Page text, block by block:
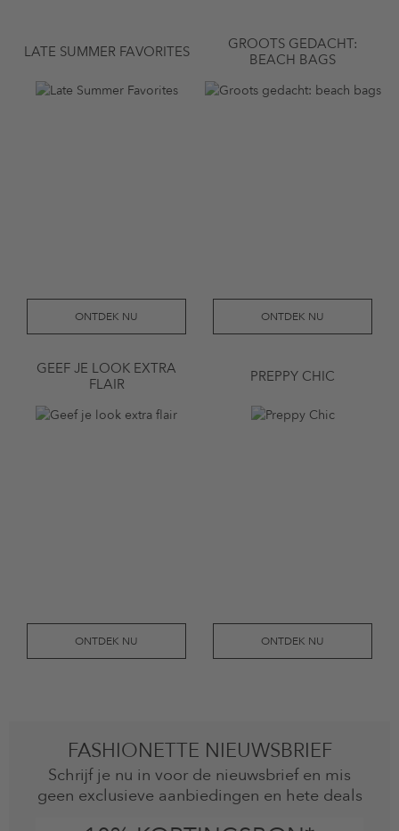
LATE SUMMER FAVORITES
ONTDEK NU
GROOTS GEDACHT:
BEACH BAGS
ONTDEK NU
GEEF JE LOOK EXTRA
FLAIR
ONTDEK NU
PREPPY CHIC
ONTDEK NU
FASHIONETTE NIEUWSBRIEF
Schrijf je nu in voor de nieuwsbrief en mis
geen exclusieve aanbiedingen en hete deals